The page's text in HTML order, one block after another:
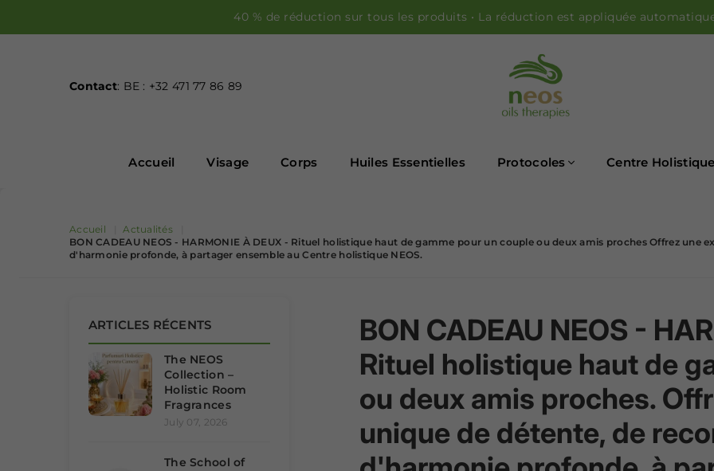
40 % de réduction sur tous les produits • La réduction est appliquée
Contact: BE : +32 471 77 86 89
Accueil Visage Corps Huiles Essentielles Protocoles Centre
Accueil Actualités
BON CADEAU NEOS - HARMONIE À DEUX - Rituel holistique haut de gamme pour un couple ou deux amis proches Offrez une
d'harmonie profonde, à partager ensemble au Centre holistique NEOS.
BON CADEAU NEOS -
Rituel holistique haut de
ou deux amis proches.
unique de détente, de
ARTICLES RÉCENTS
The NEOS
Collection –
Holistic Room
Fragrances
July 07, 2026
The School of